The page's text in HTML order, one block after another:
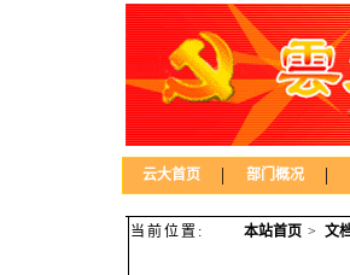
云大首页 | 部门概况 |
当前位置: 本站首页> 文